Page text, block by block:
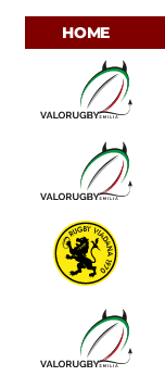
HOME